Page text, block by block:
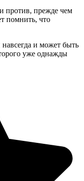
против, прежде чем
помнить, что
и может быть
уже однажды